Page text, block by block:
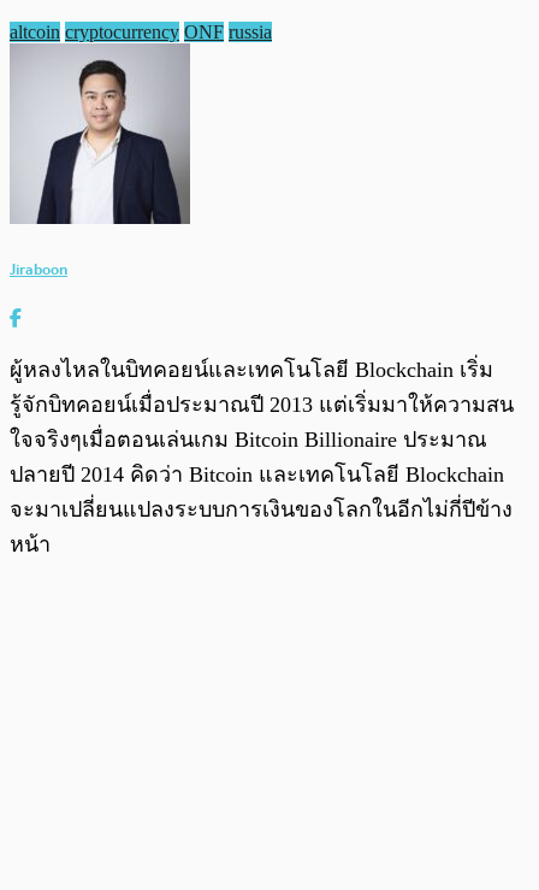
altcoin cryptocurrency ONF russia
Jiraboon
ผู้หลงไหลในบิทคอยน์และเทคโนโลยี Blockchain เริ่ม
รู้จักบิทคอยน์เมื่อประมาณปี 2013 แต่เริ่มมาให้ความสน
ใจจริงๆเมื่อตอนเล่นเกม Bitcoin Billionaire ประมาณ
ปลายปี 2014 คิดว่า Bitcoin และเทคโนโลยี Blockchain
จะมาเปลี่ยนแปลงระบบการเงินของโลกในอีกไม่กี่ปีข้าง
หน้า